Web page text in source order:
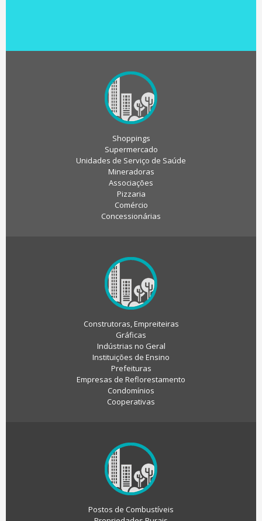
Shoppings
Supermercado
Unidades de Serviço de Saúde
Mineradoras
Associações
Pizzaria
Comércio
Concessionárias
Construtoras, Empreiteiras
Gráficas
Indústrias no Geral
Instituições de Ensino
Prefeituras
Empresas de Reflorestamento
Condomínios
Cooperativas
Postos de Combustíveis